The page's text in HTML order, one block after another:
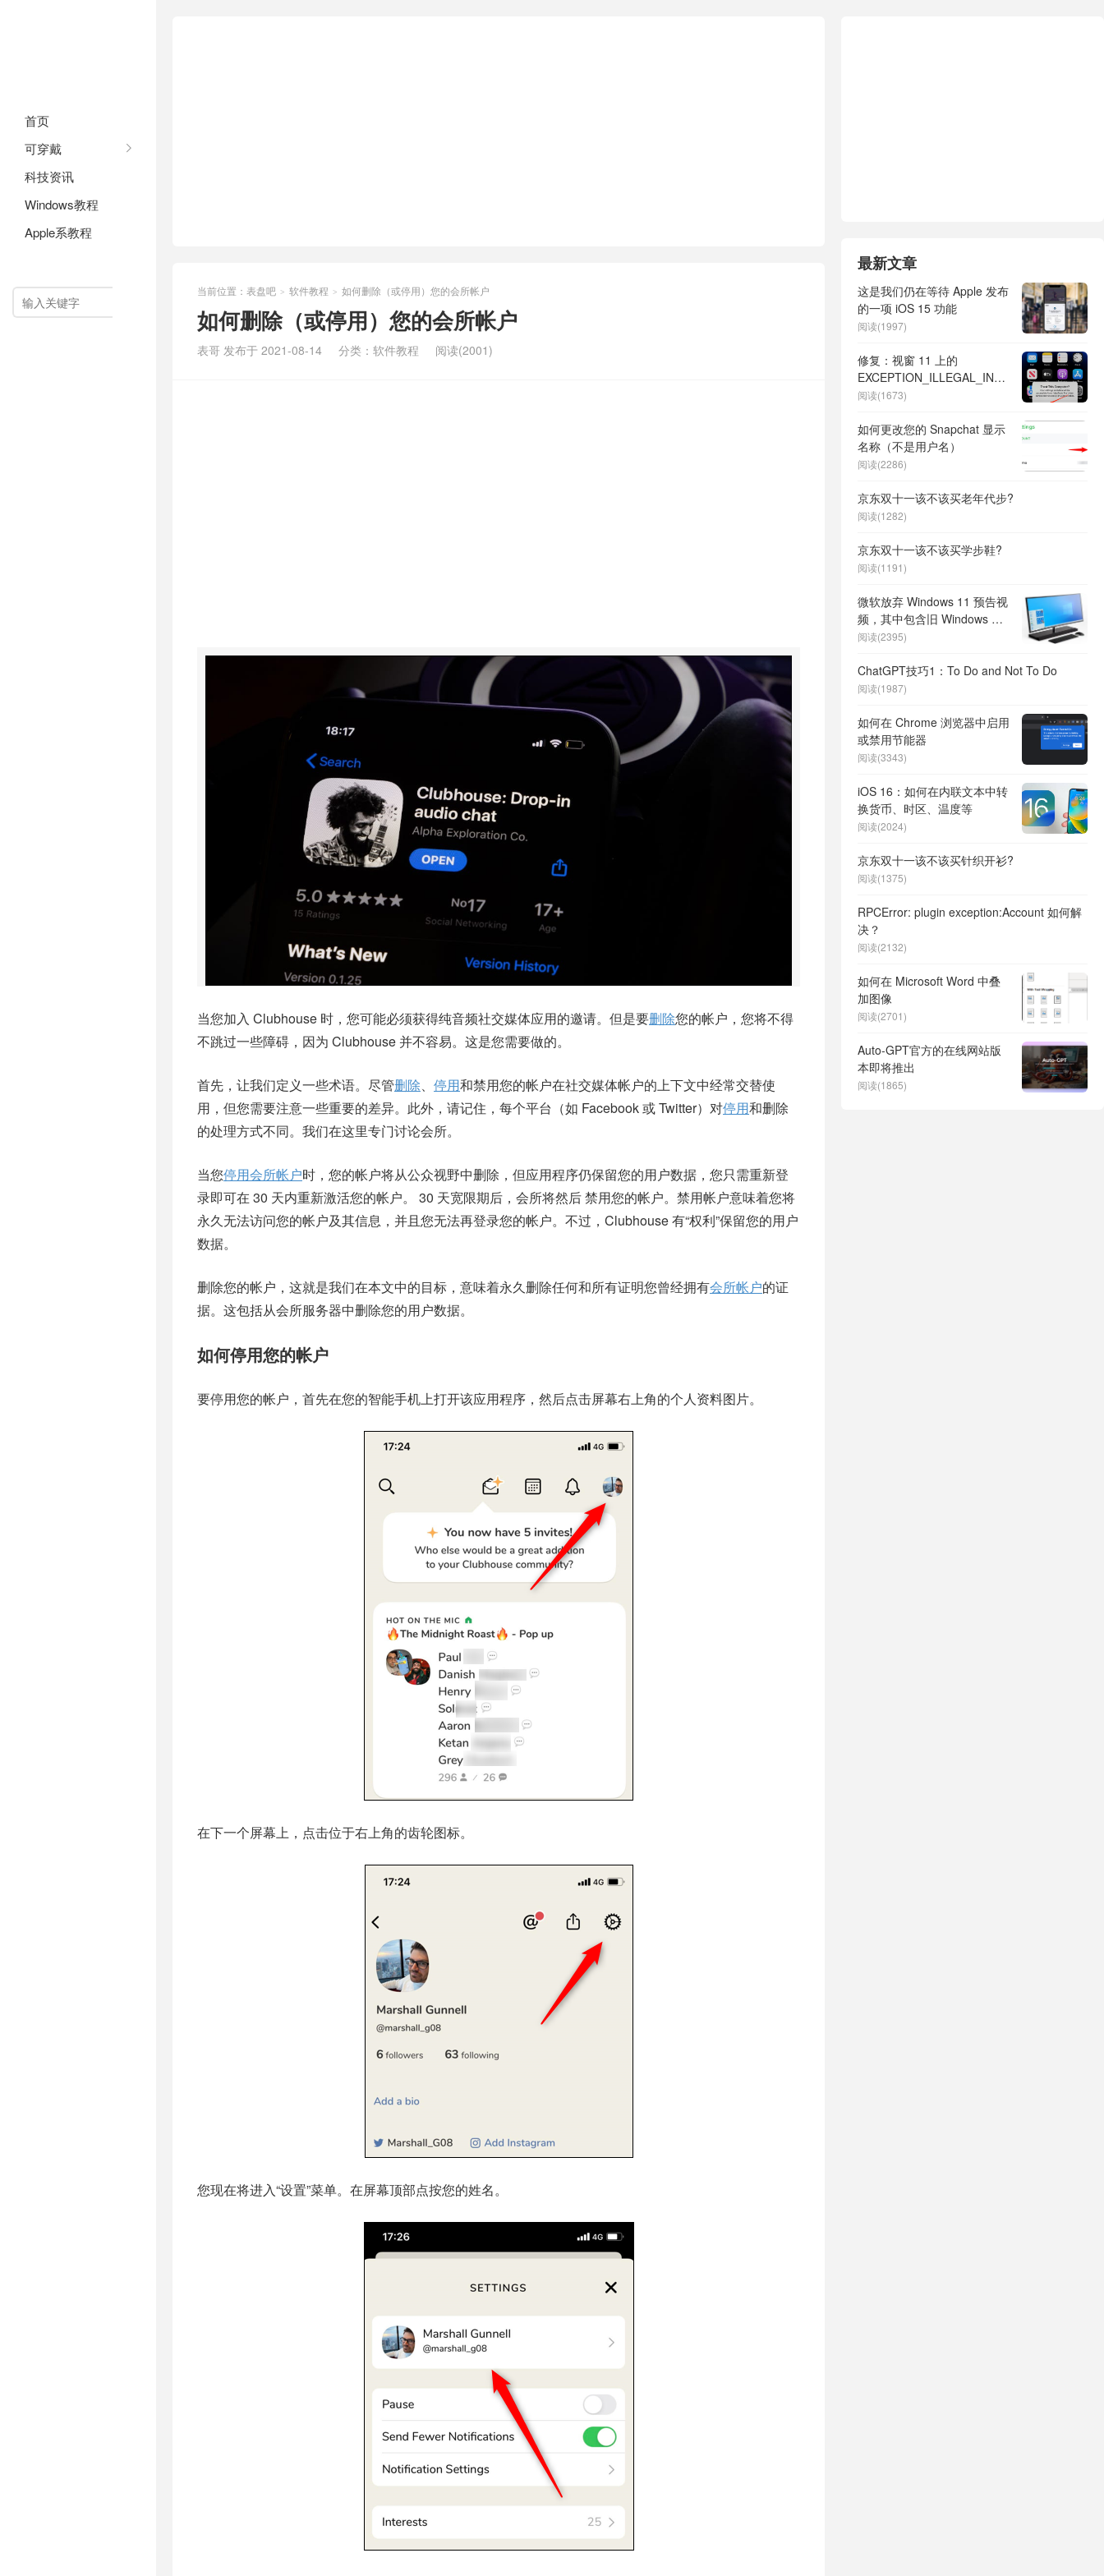
首页
可穿戴
科技资讯
Windows教程
Apple系教程
当前位置： 表盘吧 > 软件教程 > 如何删除（或停用）您的会所帐户
如何删除（或停用）您的会所帐户
表哥 发布于 2021-08-14 分类： 软件教程 阅读(2001)
当您加入 Clubhouse 时，您可能必须获得纯音频社交媒体应用的邀请。但是要删除您的帐户，您将不得
不跳过一些障碍，因为 Clubhouse 并不容易。这是您需要做的。
首先，让我们定义一些术语。尽管删除、 停用和禁用您的帐户在社交媒体帐户的上下文中经常交替使
用，但您需要注意一些重要的差异。此外，请记住，每个平台（如 Facebook 或 Twitter）对停用和删除
的处理方式不同。我们在这里专门讨论会所。
当您停用会所帐户时，您的帐户将从公众视野中删除，但应用程序仍保留您的用户数据，您只需重新登
录即可在 30 天内重新激活您的帐户。 30 天宽限期后，会所将然后 禁用您的帐户。禁用帐户意味着您将
永久无法访问您的帐户及其信息，并且您无法再登录您的帐户。不过，Clubhouse 有“权利”保留您的用户
数据。
删除您的帐户，这就是我们在本文中的目标，意味着永久删除任何和所有证明您曾经拥有会所帐户的证
据。这包括从会所服务器中删除您的用户数据。
如何停用您的帐户
要停用您的帐户，首先在您的智能手机上打开该应用程序，然后点击屏幕右上角的个人资料图片。
在下一个屏幕上，点击位于右上角的齿轮图标。
您现在将进入“设置”菜单。在屏幕顶部点按您的姓名。
最新文章
这是我们仍在等待 Apple 发布
的一项 iOS 15 功能
阅读(1997)
修复：视窗 11 上的
EXCEPTION_ILLEGAL_INSTRUCTION
错误
阅读(1673)
如何更改您的 Snapchat 显示
名称（不是用户名）
阅读(2286)
京东双十一该不该买老年代步?
阅读(1282)
京东双十一该不该买学步鞋?
阅读(1191)
微软放弃 Windows 11 预告视
频，其中包含旧 Windows 版
本的启动声音
阅读(2395)
ChatGPT技巧1：To Do and Not To Do
阅读(1987)
如何在 Chrome 浏览器中启用
或禁用节能器
阅读(3343)
iOS 16：如何在内联文本中转
换货币、时区、温度等
阅读(2024)
京东双十一该不该买针织开衫?
阅读(1375)
RPCError: plugin exception:Account 如何解
决？
阅读(2132)
如何在 Microsoft Word 中叠
加图像
阅读(2701)
Auto-GPT官方的在线网站版
本即将推出
阅读(1865)